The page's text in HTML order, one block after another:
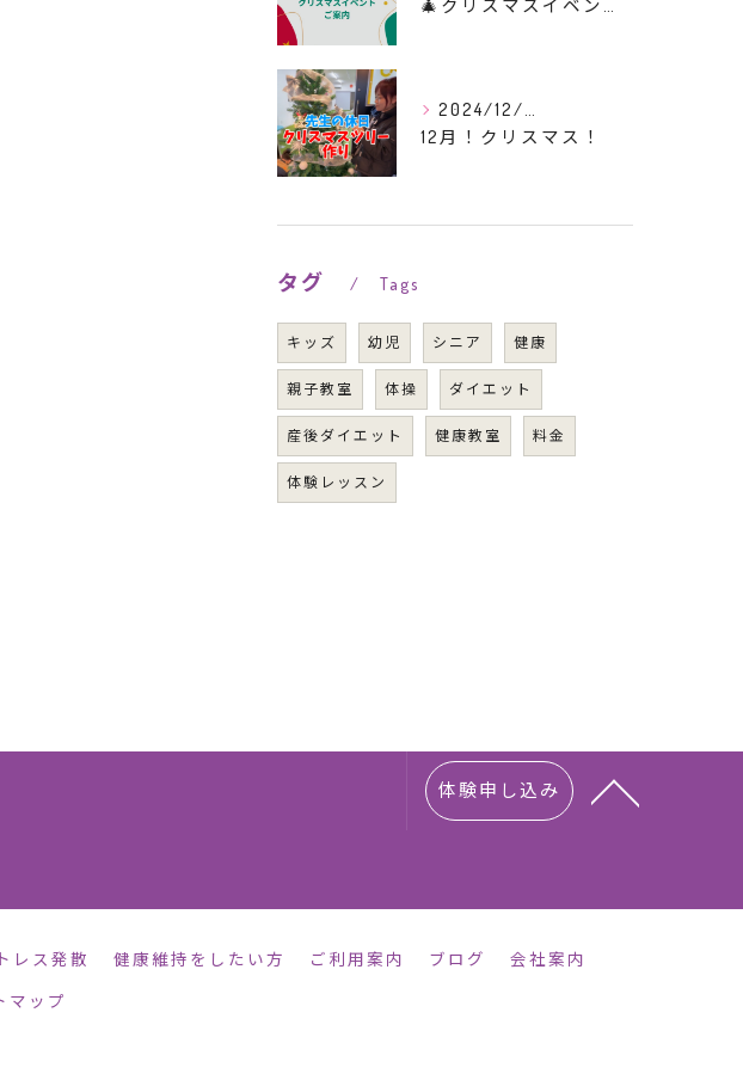
2024/12/02
12月！クリスマス！
タグ Tags
キッズ 幼児 シニア 健康
親子教室 体操 ダイエット
産後ダイエット 健康教室 料金
体験レッスン
体験申し込み
レス発散 健康維持をしたい方 ご利用案内 ブログ 会社案内
マップ